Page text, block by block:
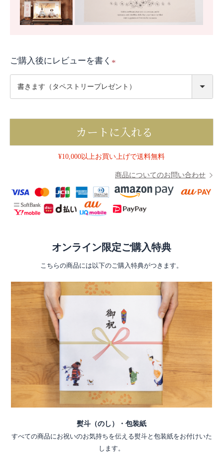
ご購入後にレビューを書く
カートに入れる
¥10,000以上お買い上げで送料無料
商品についてのお問い合わせ
オンライン限定ご購入特典
こちらの商品には以下のご購入特典がつきます。
熨斗（のし）・包装紙
すべての商品にお祝いのお気持ちを伝える熨斗と包装紙をお付けいた
します。